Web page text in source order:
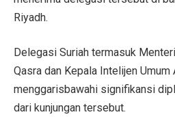
Riyadh.
Delegasi Suriah termasuk
Qasra dan Kepala Intelijen Umum
menggarisbawahi signifikansi
dari kunjungan tersebut.